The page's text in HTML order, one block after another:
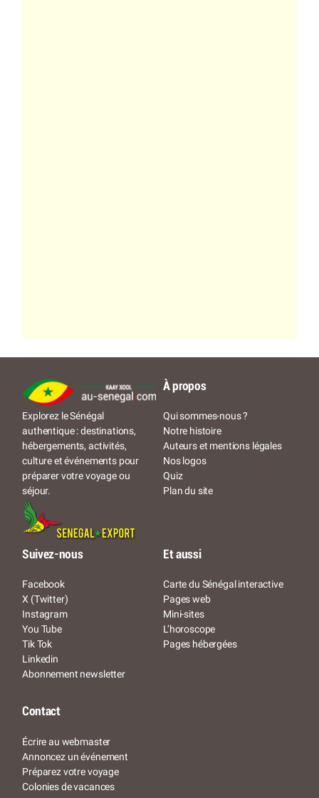
Explorez le Sénégal
authentique : destinations,
hébergements, activités,
culture et événements pour
préparer votre voyage ou
séjour.
À propos
Qui sommes-nous ?
Notre histoire
Auteurs et mentions légales
Nos logos
Quiz
Plan du site
Suivez-nous
Facebook
X (Twitter)
Instagram
You Tube
Tik Tok
Linkedin
Abonnement newsletter
Et aussi
Carte du Sénégal interactive
Pages web
Mini-sites
L’horoscope
Pages hébergées
Contact
Écrire au webmaster
Annoncez un événement
Préparez votre voyage
Colonies de vacances